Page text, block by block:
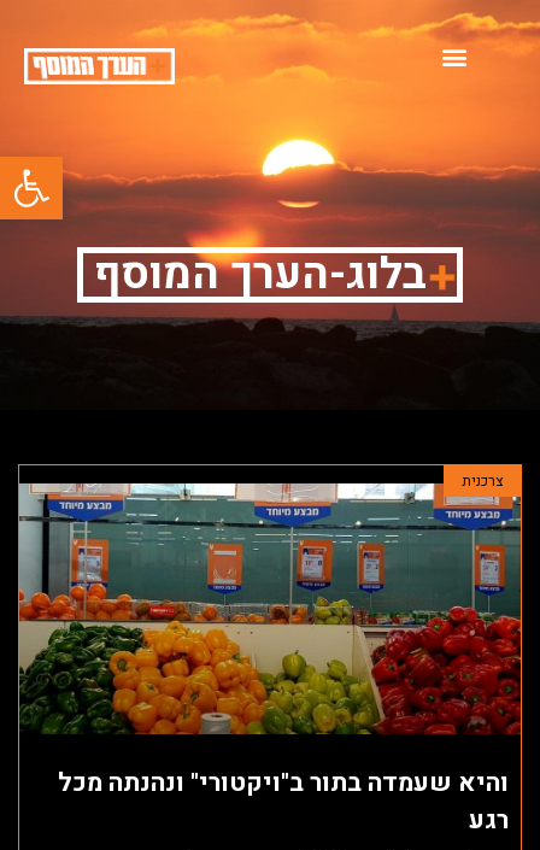
פתח
בלוג-הערך המוסף
צרכנית
והיא שעמדה בתור ב"ויקטורי" ונהנתה מכל
רגע